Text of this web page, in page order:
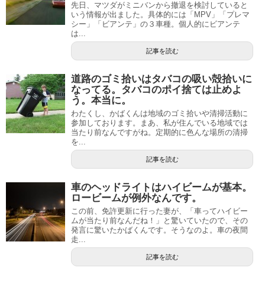
先日、マツダがミニバンから撤退を検討していると
いう情報が出ました。具体的には「MPV」「プレマ
シー」「ビアンテ」の３車種。個人的にビアンテ
は...
記事を読む
道路のゴミ拾いはタバコの吸い殻拾いに
なってる。タバコのポイ捨ては止めよ
う。本当に。
わたくし、かばくんは地域のゴミ拾いや清掃活動に
参加しております。まあ、私が住んでいる地域では
当たり前なんですがね。定期的に色んな場所の清掃
を...
記事を読む
車のヘッドライトはハイビームが基本。
ロービームが例外なんです。
この前、免許更新に行った妻が、「車ってハイビー
ムが当たり前なんだね！」と驚いていたので、その
発言に驚いたかばくんです。そうなのよ。車の夜間
走...
記事を読む